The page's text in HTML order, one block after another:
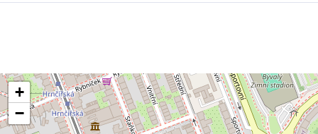
+
−